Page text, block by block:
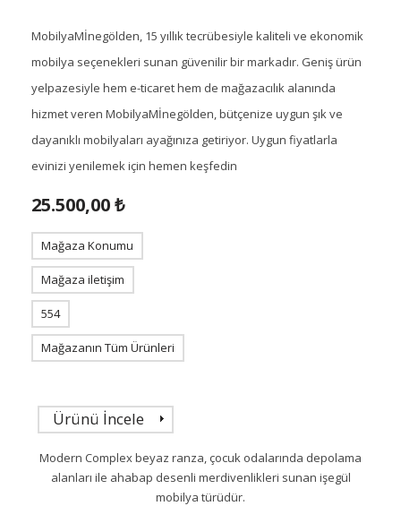
MobilyaMİnegölden, 15 yıllık tecrübesiyle kaliteli ve ekonomik
mobilya seçenekleri sunan güvenilir bir markadır. Geniş ürün
yelpazesiyle hem e-ticaret hem de mağazacılık alanında
hizmet veren MobilyaMİnegölden, bütçenize uygun şık ve
dayanıklı mobilyaları ayağınıza getiriyor. Uygun fiyatlarla
evinizi yenilemek için hemen keşfedin
25.500,00 ₺
Mağaza Konumu
Mağaza iletişim
554
Mağazanın Tüm Ürünleri
Ürünü İncele
Modern Complex beyaz ranza, çocuk odalarında depolama
alanları ile ahabap desenli merdivenlikleri sunan işegül
mobilya türüdür.